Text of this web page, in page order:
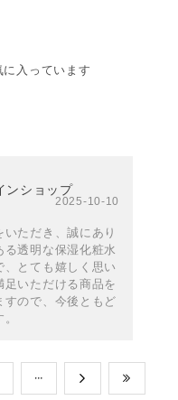
入っています
ンショップ
2025-10-10
ただき、誠にあり
透明な保湿化粧水
とても嬉しく思い
足いただける商品を
すので、今後ともど